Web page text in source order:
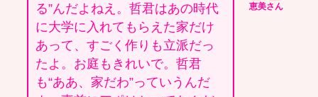
恵美さん
る”んだよねえ。哲君はあの時代
に大学に入れてもらえた家だけ
あって、すごく作りも立派だっ
たよ。お庭もきれいで。哲君
も“ああ、家だわ”っていうんだ